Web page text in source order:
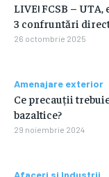
LIVE! FCSB –
3 confruntări
26 octombrie 2025
Amenajare exterior
Ce precauții
bazaltice?
29 noiembrie 2024